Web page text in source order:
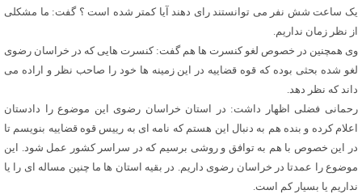
یک ساعت شش نفر می توانستند رای دهند آیا کمتر شده است ؟ گفت: ما مشکلی
از نظر زمان نداریم.
وی همچنین در خصوص لغو کنسرت ها هم گفت: کنسرت هایی که در خراسان رضوی
لغو شده بحثی بوده که قوه قضاییه در این زمینه ها خود را صاحب نظر و اراده می
داند که نظر دهد.
رحمانی فضلی اظهار داشت: در استان خراسان رضوی این موضوع را دادستان
اعلام کرده و بنده هم به دنبال این هستم که نامه ای به رییس قوه قضاییه بنویسم تا
در این خصوص با هم به توافق و روشی برسیم که در سراسر کشور عمل شود. این
موضوع را عمدتا در خراسان رضوی داریم. در بقیه استان ها ما چنین مساله ای را یا
نداریم یا بسیار کم است.